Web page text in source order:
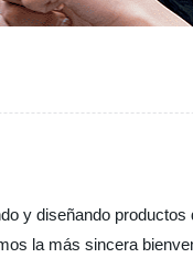
y diseñando productos
la más sincera